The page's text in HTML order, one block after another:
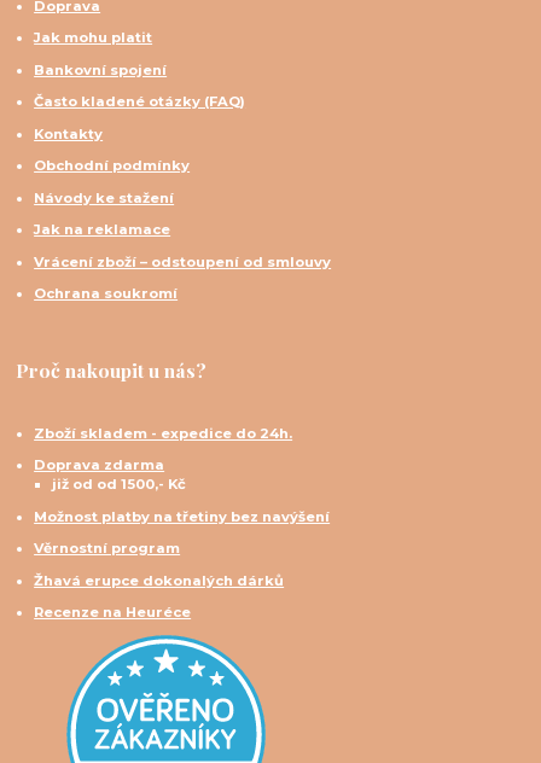
Doprava
Jak mohu platit
Bankovní spojení
Často kladené otázky (FAQ)
Kontakty
Obchodní podmínky
Návody ke stažení
Jak na reklamace
Vrácení zboží – odstoupení od smlouvy
Ochrana soukromí
Proč nakoupit u nás?
Zboží skladem - expedice do 24h.
Doprava zdarma
již od od 1500,- Kč
Možnost platby na třetiny bez navýšení
Věrnostní program
Žhavá erupce dokonalých dárků
Recenze na Heuréce